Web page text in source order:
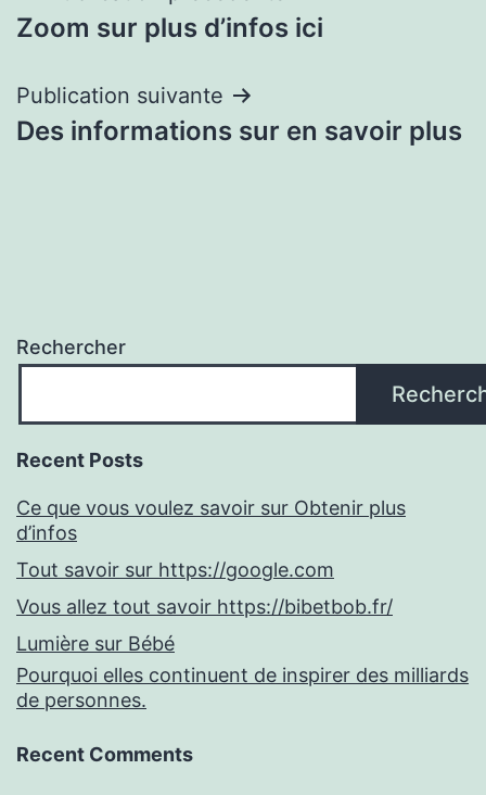
de
l’article
Zoom sur plus d’infos ici
Publication suivante
Des informations sur en savoir plus
Rechercher
Recent Posts
Ce que vous voulez savoir sur Obtenir plus
d’infos
Tout savoir sur https://google.com
Vous allez tout savoir https://bibetbob.fr/
Lumière sur Bébé
Pourquoi elles continuent de inspirer des milliards
de personnes.
Recent Comments